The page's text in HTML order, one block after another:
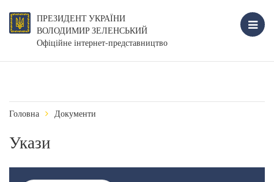
ПРЕЗИДЕНТ УКРАЇНИ
ВОЛОДИМИР ЗЕЛЕНСЬКИЙ
Офіційне інтернет-представництво
Головна Документи
Укази